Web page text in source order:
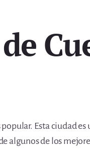
Esta ciudad es
algunos de los